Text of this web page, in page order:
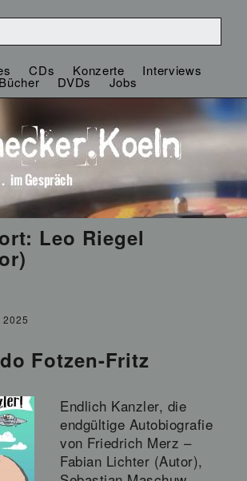
CDs Konzerte Interviews
Bücher DVDs Jobs
Leo Riegel
2025
Fotzen-Fritz
Endlich Kanzler, die
endgültige Autobiografie
von Friedrich Merz –
Fabian Lichter (Autor),